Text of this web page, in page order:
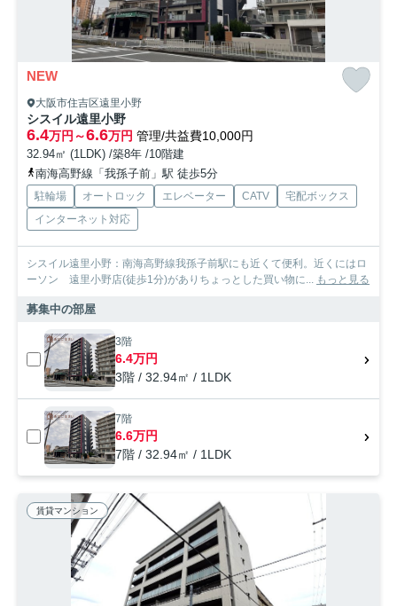
NEW
大阪市住吉区遠里小野
シスイル遠里小野
6.4万円～6.6万円 管理/共益費10,000円
32.94㎡ (1LDK) /築8年 /10階建
南海高野線「我孫子前」駅 徒歩5分
駐輪場 オートロック エレベーター CATV
宅配ボックス
インターネット対応
シスイル遠里小野：南海高野線我孫子前駅にも近くて便利。近くにはロ
ーソン 遠里小野店(徒歩1分)がありちょっとした買い物に...
もっと見る
募集中の部屋
3階
6.4万円
3階 / 32.94㎡ / 1LDK
7階
6.6万円
7階 / 32.94㎡ / 1LDK
賃貸マンション